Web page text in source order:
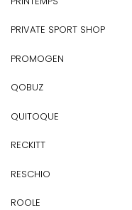
PRIVATE SPORT SHOP
PROMOGEN
QOBUZ
QUITOQUE
RECKITT
RESCHIO
ROOLE